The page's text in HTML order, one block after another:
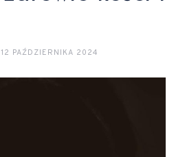
12 PAŹDZIERNIKA 2024